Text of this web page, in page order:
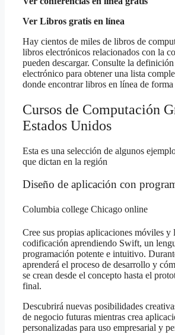
Ver Libros gratis en línea
Hay cientos de miles de libros de
libros electrónicos relacionados con la
pueden descargar. Consulte la
electrónico para obtener una lista
donde encontrar libros en línea de
Cursos de Computación
Estados Unidos
Esta es una selección de algunos
que dictan en la región
Diseño de aplicación con
Columbia college Chicago online
Cree sus propias aplicaciones móviles y
codificación aprendiendo Swift, un
programación potente e intuitivo.
aprenderá el proceso de desarrollo y
se crean desde el concepto hasta el
final.
Descubrirá nuevas posibilidades
de negocio futuras mientras crea
personalizadas para uso empresarial y